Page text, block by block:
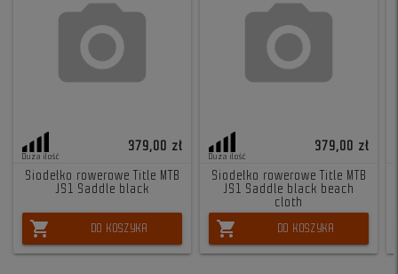
Duża ilość
379,00 zł
Siodełko rowerowe Title MTB
JS1 Saddle black
shopping_cart DO KOSZYKA
Duża ilość
379,00 zł
Siodełko rowerowe Title MTB
JS1 Saddle black beach
cloth
shopping_cart DO KOSZYKA